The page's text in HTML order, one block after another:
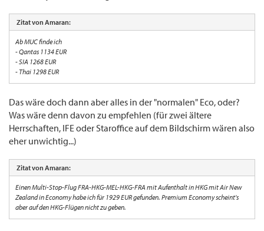
Zitat von Amaran:
Ab MUC finde ich
- Qantas 1134 EUR
- SIA 1268 EUR
- Thai 1298 EUR
Das wäre doch dann aber alles in der "normalen" Eco, oder?
Was wäre denn davon zu empfehlen (für zwei ältere
Herrschaften, IFE oder Staroffice auf dem Bildschirm wären also
eher unwichtig...)
Zitat von Amaran:
Einen Multi-Stop-Flug FRA-HKG-MEL-HKG-FRA mit Aufenthalt in HKG mit Air New
Zealand in Economy habe ich für 1929 EUR gefunden. Premium Economy scheint's
aber auf den HKG-Flügen nicht zu geben.